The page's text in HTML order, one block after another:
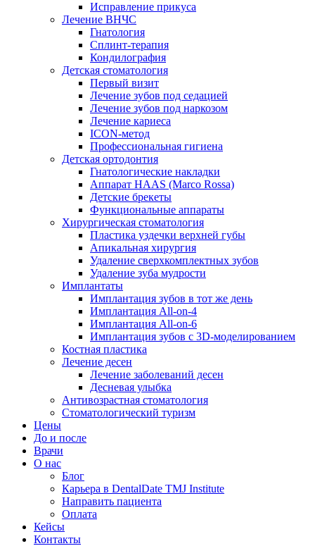
Исправление прикуса
Лечение ВНЧС
Гнатология
Сплинт-терапия
Кондилография
Детская стоматология
Первый визит
Лечение зубов под седацией
Лечение зубов под наркозом
Лечение кариеса
ICON-метод
Профессиональная гигиена
Детская ортодонтия
Гнатологические накладки
Аппарат HAAS (Marco Rossa)
Детские брекеты
Функциональные аппараты
Хирургическая стоматология
Пластика уздечки верхней губы
Апикальная хирургия
Удаление сверхкомплектных зубов
Удаление зуба мудрости
Имплантаты
Имплантация зубов в тот же день
Имплантация All-on-4
Имплантация All-on-6
Имплантация зубов с 3D-моделированием
Костная пластика
Лечение десен
Лечение заболеваний десен
Десневая улыбка
Антивозрастная стоматология
Стоматологический туризм
Цены
До и после
Врачи
О нас
Блог
Карьера в DentalDate TMJ Institute
Направить пациента
Оплата
Кейсы
Контакты